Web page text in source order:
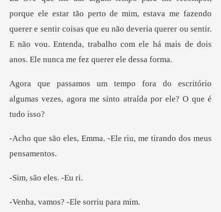
Histórico
Baixar App
ava me fazendo
querer e sentir coisas que eu não deveria querer ou sentir.
E não vou. E
critório
algumas vezes, agora me sinto
a. -Ele riu, me tirando
o eles.
s? -Ele sorr